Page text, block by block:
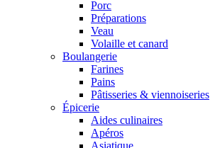
Porc
Préparations
Veau
Volaille et canard
Boulangerie
Farines
Pains
Pâtisseries & viennoiseries
Épicerie
Aides culinaires
Apéros
Asiatique